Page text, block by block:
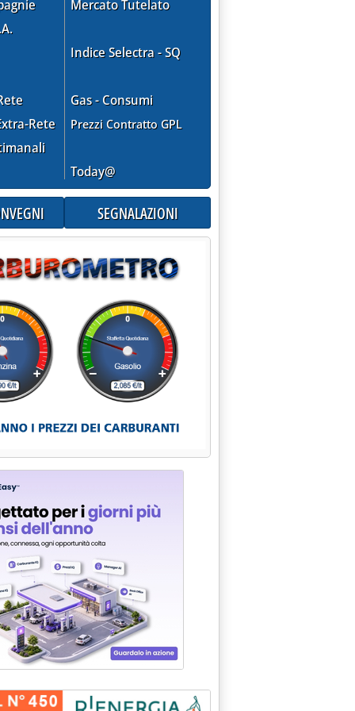
rete, le denunce dei distributori'
rialzo per Eni'
Rete
Mercato Tutelato
Indice Selectra - SQ
Gas - Consumi
Prezzi Contratto GPL
Today@
SEGNALAZIONI